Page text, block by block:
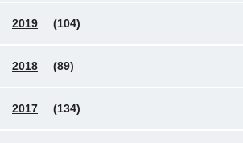
2019 (104)
2018 (89)
2017 (134)